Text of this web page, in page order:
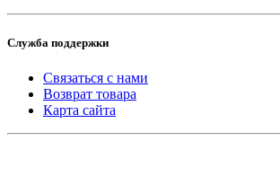
Служба поддержки
Связаться с нами
Возврат товара
Карта сайта